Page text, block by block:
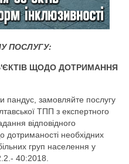
ПОСЛУГУ:
ЩОДО ДОТРИМАННЯ
пандус, замовляйте послугу
ТПП з експертного
відповідного
дотриманості необхідних
груп населення у
40:2018.